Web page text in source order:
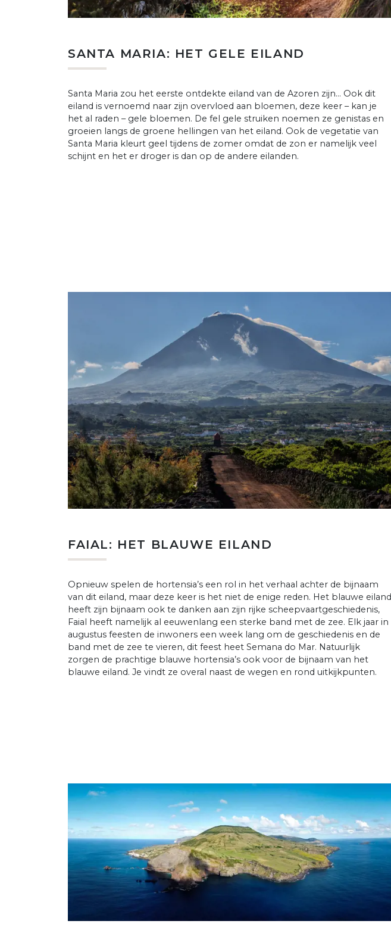
SANTA MARIA: HET GELE EILAND
Santa Maria zou het eerste ontdekte eiland van de Azoren zijn... Ook dit
eiland is vernoemd naar zijn overvloed aan bloemen, deze keer – kan je
het al raden – gele bloemen. De fel gele struiken noemen ze genistas en
groeien langs de groene hellingen van het eiland. Ook de vegetatie van
Santa Maria kleurt geel tijdens de zomer omdat de zon er namelijk veel
schijnt en het er droger is dan op de andere eilanden.
FAIAL: HET BLAUWE EILAND
Opnieuw spelen de hortensia’s een rol in het verhaal achter de bijnaam
van dit eiland, maar deze keer is het niet de enige reden. Het blauwe eiland
heeft zijn bijnaam ook te danken aan zijn rijke scheepvaartgeschiedenis,
Faial heeft namelijk al eeuwenlang een sterke band met de zee. Elk jaar in
augustus feesten de inwoners een week lang om de geschiedenis en de
band met de zee te vieren, dit feest heet Semana do Mar. Natuurlijk
zorgen de prachtige blauwe hortensia’s ook voor de bijnaam van het
blauwe eiland. Je vindt ze overal naast de wegen en rond uitkijkpunten.